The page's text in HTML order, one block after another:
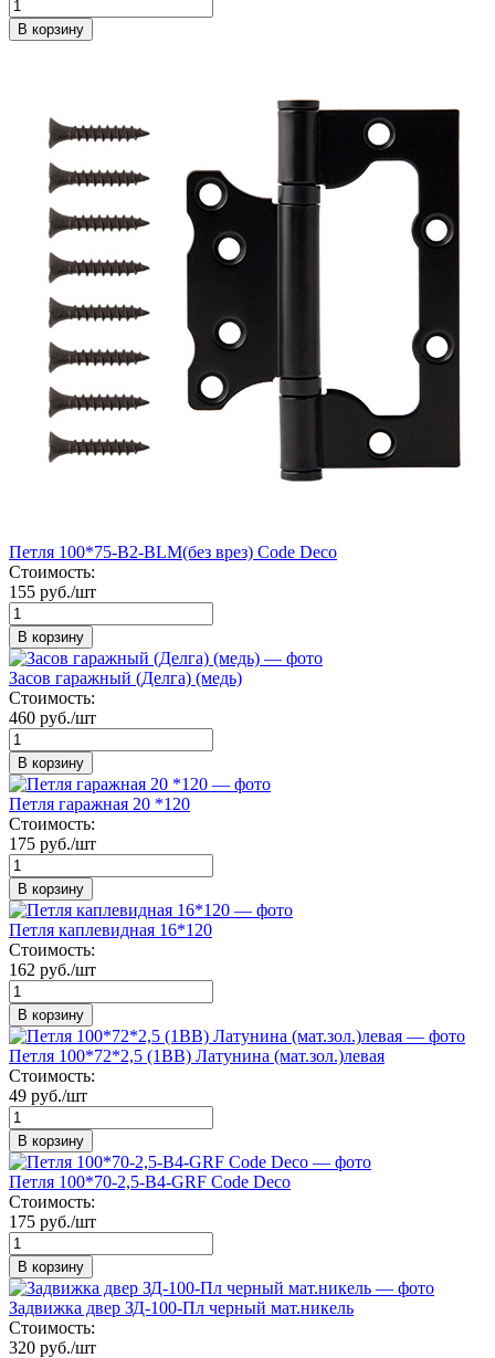
В корзину
Петля 100*75-B2-BLM(без врез) Code Deco
Стоимость:
155 руб./шт
В корзину
Засов гаражный (Делга) (медь)
Стоимость:
460 руб./шт
В корзину
Петля гаражная 20 *120
Стоимость:
175 руб./шт
В корзину
Петля каплевидная 16*120
Стоимость:
162 руб./шт
В корзину
Петля 100*72*2,5 (1BB) Латунина (мат.зол.)левая
Стоимость:
49 руб./шт
В корзину
Петля 100*70-2,5-B4-GRF Code Deco
Стоимость:
175 руб./шт
В корзину
Задвижка двер ЗД-100-Пл черный мат.никель
Стоимость:
320 руб./шт